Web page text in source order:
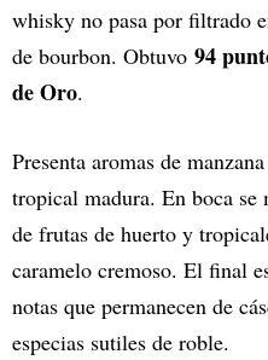
whisky no pasa por filtrado
de bourbon. Obtuvo 94
de Oro.
Presenta aromas de
tropical madura. En boca se
de frutas de huerto y
caramelo cremoso. El final
notas que permanecen de
especias sutiles de roble.